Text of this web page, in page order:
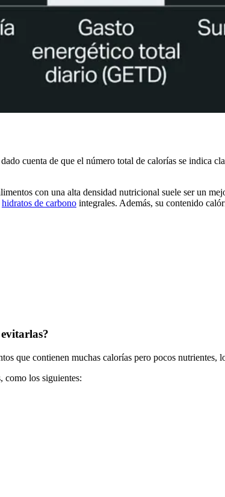
cuenta de que el número total de calorías se indica
con una alta densidad nutricional suele ser un
hidratos de carbono integrales. Además, su contenido
que contienen muchas calorías pero pocos nutrientes,
como los siguientes: